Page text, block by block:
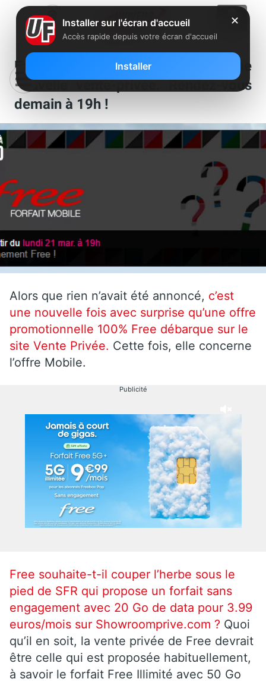
Forfait Mobile : Free prépare une
nouvelle vente-privée. Rendez-vous
demain à 19h !
Alors que rien n’avait été annoncé, c’est
une nouvelle fois avec surprise qu’une offre
promotionnelle 100% Free débarque sur le
site Vente Privée. Cette fois, elle concerne
l’offre Mobile.
Publicité
Free souhaite-t-il couper l’herbe sous le
pied de SFR qui propose un forfait sans
engagement avec 20 Go de data pour 3.99
euros/mois sur Showroomprive.com ? Quoi
qu’il en soit, la vente privée de Free devrait
être celle qui est proposée habituellement,
à savoir le forfait Free Illimité avec 50 Go
✕
Installer sur l'écran d'accueil
Accès rapide depuis votre écran d'accueil
Installer